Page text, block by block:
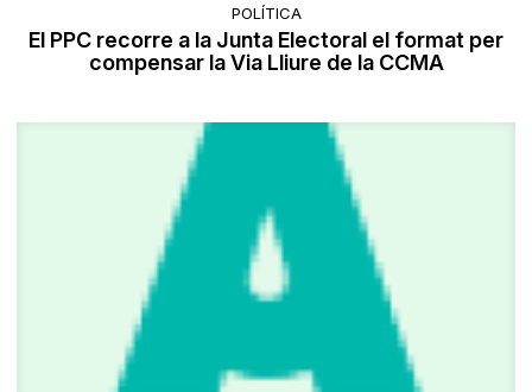
POLÍTICA
El PPC recorre a la Junta Electoral el format per
compensar la Via Lliure de la CCMA